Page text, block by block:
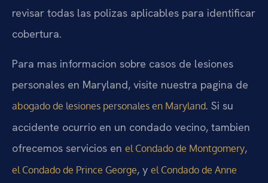
revisar todas las polizas aplicables para identificar
cobertura.
Para mas informacion sobre casos de lesiones
personales en Maryland, visite nuestra pagina de
abogado de lesiones personales en Maryland. Si su
accidente ocurrio en un condado vecino, tambien
ofrecemos servicios en el Condado de Montgomery,
el Condado de Prince George, y el Condado de Anne